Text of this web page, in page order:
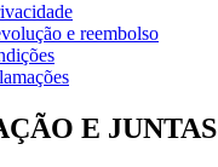
e reembolso
E JUNTAS